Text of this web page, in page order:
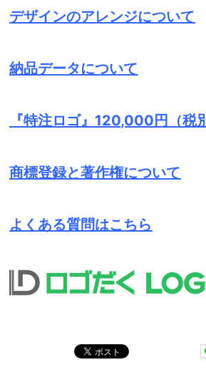
デザインのアレンジについて
納品データについて
『特注ロゴ』120,000円（税
商標登録と著作権について
よくある質問はこちら